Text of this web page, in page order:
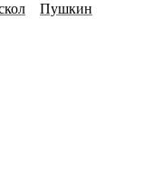
Пушкин